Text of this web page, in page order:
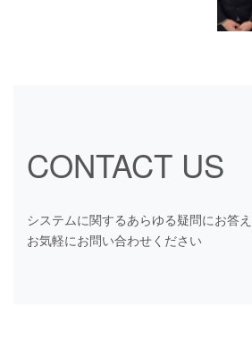
CONTACT US
システムに関するあらゆる疑問にお答え
お気軽にお問い合わせください